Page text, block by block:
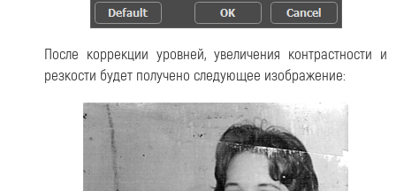
После коррекции уровней, увеличения контрастности и
резкости будет получено следующее изображение: